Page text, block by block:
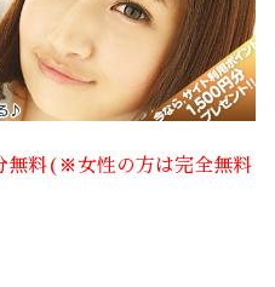
無料(※女性の方は完全無料